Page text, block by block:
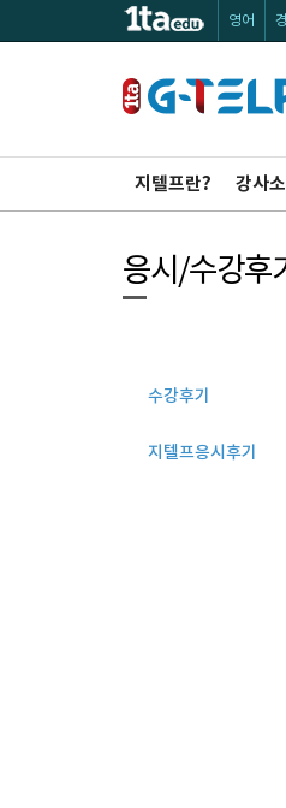
영어
지텔프란? 강사
응시/수강후
수강후기
지텔프응시후기